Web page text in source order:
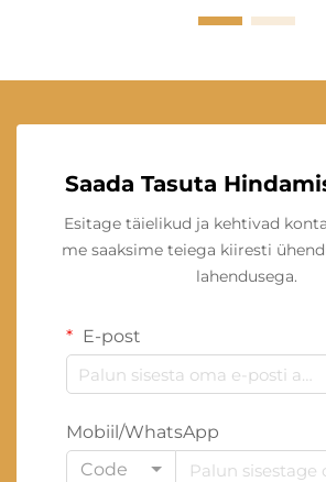
Saada Tasuta
Esitage täielikud ja kehtivad
me saaksime teiega kiiresti
lahendusega.
E-post
Mobiil/WhatsApp
Code